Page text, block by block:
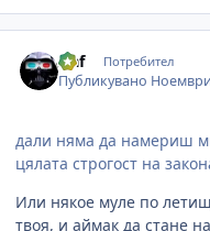
slaf Потребител
Публикувано
дали няма да намериш
цялата строгост на
Или някое муле по
твоя, и аймак да стане